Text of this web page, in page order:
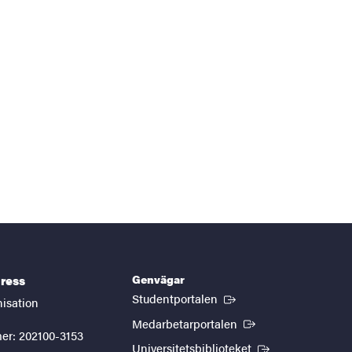
202100-3153
Genvägar
Studentportalen (Extern länk)
Medarbetarportalen (Extern länk)
Universitetsbiblioteket (Extern länk)